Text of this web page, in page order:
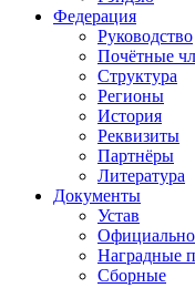
Федерация
Руководство
Почётные
Структура
Регионы
История
Реквизиты
Партнёры
Литература
Документы
Устав
Официально
Наградные
Сборные